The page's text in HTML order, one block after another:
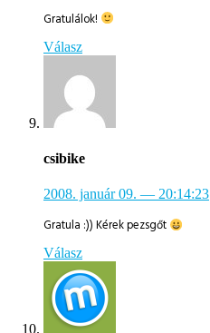
Gratulálok!
Válasz
csibike
2008. január 09. — 20:14:23
Gratula :)) Kérek pezsgőt
Válasz